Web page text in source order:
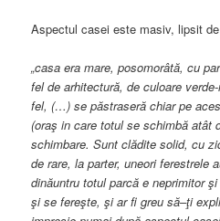
Aspectul casei este masiv, lipsit
„casa era mare, posomorâtă, cu
fel de arhitectură, de culoare
fel, (…) se păstraseră chiar pe
(oraş in care totul se schimbă atât
schimbare. Sunt clădite solid, cu
de rare, la parter, uneori ferestrele
dinăuntru totul parcă e neprimitorşi
şi se fereşte,şi ar fi greu să–ţi